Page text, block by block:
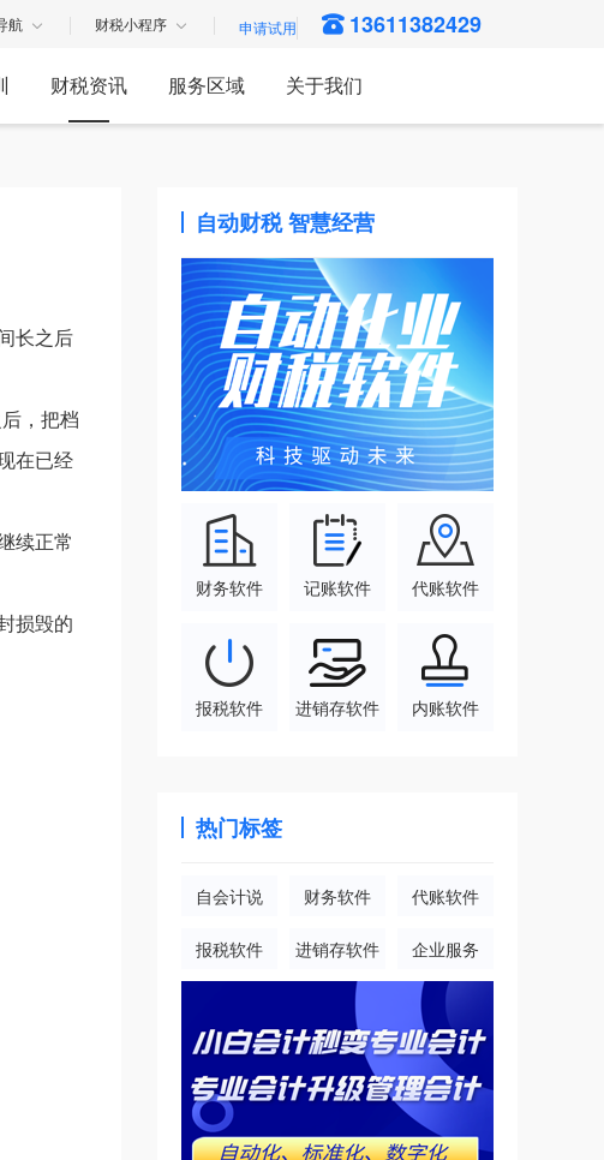
航 财税小程序 13611382429
财税资讯 服务区域 关于我们
长之后
，把档
在已经
续正常
损毁的
自动财税 智慧经营
财务软件 记账软件 代账软件
报税软件 进销存软件 内账软件
热门标签
自会计说 财务软件 代账软件
报税软件 进销存软件 企业服务